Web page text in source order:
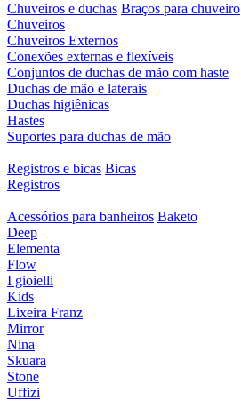
Chuveiros e duchas Braços para chuveiro
Chuveiros
Chuveiros Externos
Conexões externas e flexíveis
Conjuntos de duchas de mão com haste
Duchas de mão e laterais
Duchas higiênicas
Hastes
Suportes para duchas de mão
Registros e bicas Bicas
Registros
Acessórios para banheiros Baketo
Deep
Elementa
Flow
I gioielli
Kids
Lixeira Franz
Mirror
Nina
Skuara
Stone
Uffizi